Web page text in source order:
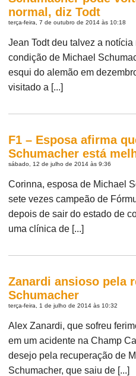
normal, diz Todt
terça-feira, 7 de outubro de 2014 às 10:18
Jean Todt deu talvez a
condição de Michael
esqui do alemão em
visitado a [...]
F1 – Esposa afirma
Schumacher está
sábado, 12 de julho de 2014 às 9:36
Corinna, esposa de Michael
sete vezes campeão de
depois de sair do estado de
uma clínica de [...]
Zanardi ansioso pela
Schumacher
terça-feira, 1 de julho de 2014 às 10:32
Alex Zanardi, que sofreu
em um acidente na Champ
desejo pela recuperação de
Schumacher, que saiu de [...]